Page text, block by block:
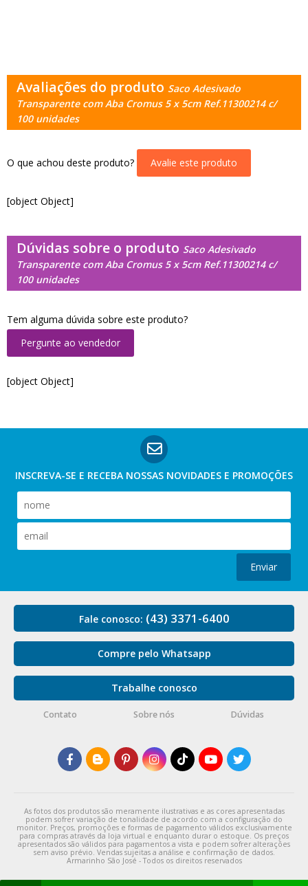
Avaliações do produto Saco Adesivado
Transparente com Aba Cromus 5 x 5cm Ref.11300214 c/
100 unidades
O que achou deste produto? Avalie este produto
[object Object]
Dúvidas sobre o produto Saco Adesivado
Transparente com Aba Cromus 5 x 5cm Ref.11300214 c/
100 unidades
Tem alguma dúvida sobre este produto?
Pergunte ao vendedor
[object Object]
INSCREVA-SE E RECEBA NOSSAS NOVIDADES E PROMOÇÕES
Enviar
Fale conosco: (43) 3371-6400
Compre pelo Whatsapp
Trabalhe conosco
Contato Sobre nós Dúvidas
As fotos dos produtos são meramente ilustrativas e as cores apresentadas
podem sofrer variação de tonalidade de acordo com a configuração do
monitor. Preços, promoções e formas de pagamento válidos exclusivamente
para compras através da loja virtual e enquanto durar o estoque. Os preços
apresentados são válidos para pagamentos a vista e podem sofrer alterações
sem aviso prévio. Vendas sujeitas a análise e confirmação de dados.
Armarinho São José - Todos os direitos reservados